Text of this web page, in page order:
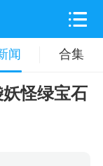
闻 合集
怪绿宝石